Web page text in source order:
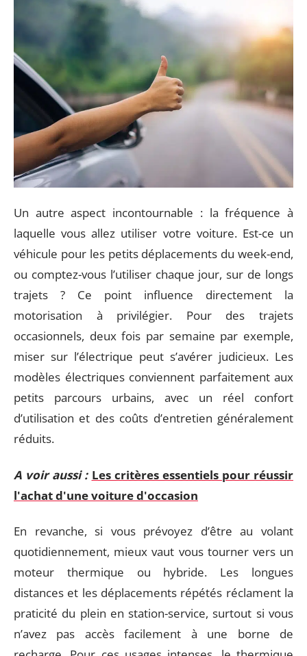
Un autre aspect incontournable : la fréquence à
laquelle vous allez utiliser votre voiture. Est-ce un
véhicule pour les petits déplacements du week-end,
ou comptez-vous l’utiliser chaque jour, sur de longs
trajets ? Ce point influence directement la
motorisation à privilégier. Pour des trajets
occasionnels, deux fois par semaine par exemple,
miser sur l’électrique peut s’avérer judicieux. Les
modèles électriques conviennent parfaitement aux
petits parcours urbains, avec un réel confort
d’utilisation et des coûts d’entretien généralement
réduits.
A voir aussi : Les critères essentiels pour réussir
l'achat d'une voiture d'occasion
En revanche, si vous prévoyez d’être au volant
quotidiennement, mieux vaut vous tourner vers un
moteur thermique ou hybride. Les longues
distances et les déplacements répétés réclament la
praticité du plein en station-service, surtout si vous
n’avez pas accès facilement à une borne de